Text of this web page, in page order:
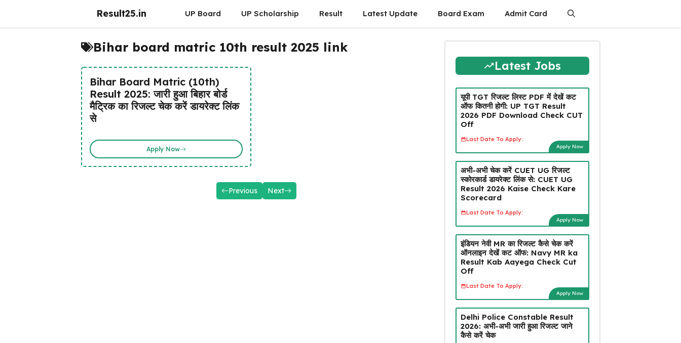
Result25.in UP Board UP Scholarship Result Latest Update Board Exam Admit Card
Bihar board matric 10th result 2025 link
Bihar Board Matric (10th)
Result 2025: जारी हुआ बिहार बोर्ड
मैट्रिक का रिजल्ट चेक करें डायरेक्ट लिंक
से
Apply Now
Previous Next
Latest Jobs
यूपी TGT रिजल्ट लिस्ट PDF में देखें कट
ऑफ कितनी होगी: UP TGT Result
2026 PDF Download Check CUT
Off
Last Date To Apply:
Apply Now
अभी-अभी चेक करें CUET UG रिजल्ट
स्कोरकार्ड डायरेक्ट लिंक से: CUET UG
Result 2026 Kaise Check Kare
Scorecard
Last Date To Apply:
Apply Now
इंडियन नेवी MR का रिजल्ट कैसे चेक करें
ऑनलाइन देखें कट ऑफ: Navy MR ka
Result Kab Aayega Check Cut
Off
Last Date To Apply:
Apply Now
Delhi Police Constable Result
2026: अभी-अभी जारी हुआ रिजल्ट जाने
कैसे करें चेक